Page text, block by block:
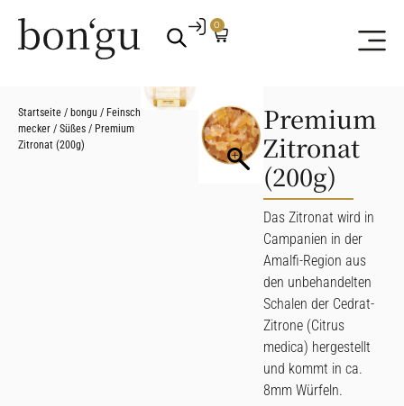
0
Startseite / bongu / Feinsch
mecker / Süßes / Premium
Zitronat (200g)
Premium
Zitronat
(200g)
Das Zitronat wird in
Campanien in der
Amalfi-Region aus
den unbehandelten
Schalen der Cedrat-
Zitrone (Citrus
medica) hergestellt
und kommt in ca.
8mm Würfeln.